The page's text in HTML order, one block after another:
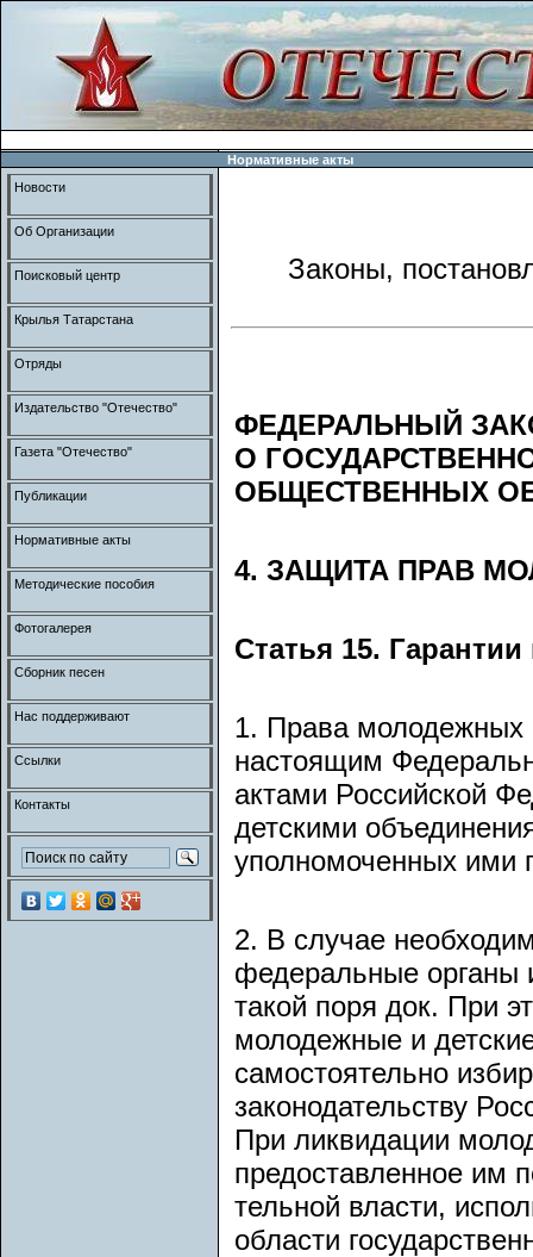
Нормативные акты
Законы,
ФЕДЕРАЛЬНЫЙ
О
ОБЩЕСТВЕННЫХ
4. ЗАЩИТА ПРАВ
Статья 15.
1. Права молодежных
настоящим
актами Российской
детскими
уполномоченных ими
2. В случае
федеральные органы
такой поря док. При
молодежные и
самостоятельно
законодательству
При ликвидации
предоставленное им
тельной власти,
области
Новости
Об Организации
Поисковый центр
Крылья Татарстана
Отряды
Издательство "Отечество"
Газета "Отечество"
Публикации
Нормативные акты
Методические пособия
Фотогалерея
Сборник песен
Нас поддерживают
Ссылки
Контакты